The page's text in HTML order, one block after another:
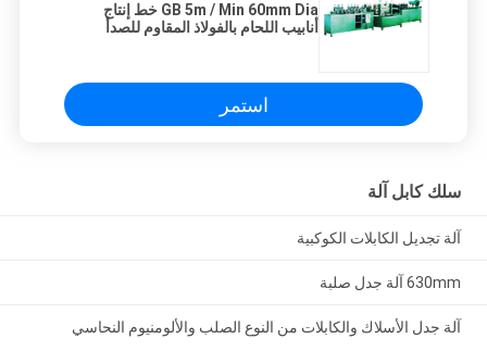
GB 5m / Min 60mm Dia خط إنتاج
أنابيب اللحام بالفولاذ المقاوم للصدأ
استمر
سلك كابل آلة
آلة تجديل الكابلات الكوكبية
630mm آلة جدل صلبة
آلة جدل الأسلاك والكابلات من النوع الصلب والألومنيوم النحاسي